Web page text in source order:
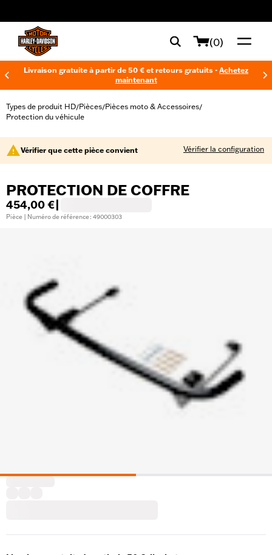
(0)
Livraison gratuite à partir de 50 € et retours gratuits - Achetez
maintenant
Types de produit HD/Pièces/Pièces moto & Accessoires/
Protection du véhicule
Vérifier que cette pièce convient Vérifier la configuration
PROTECTION DE COFFRE
454,00 €
Pièce | Numéro de référence : 49000303